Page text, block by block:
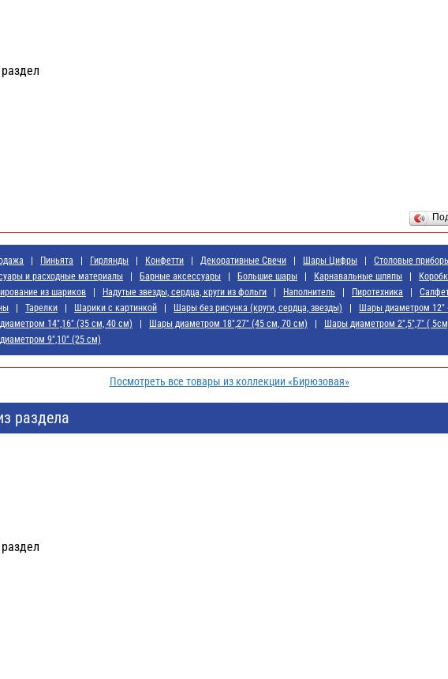
Пиньята Гирлянды Конфетти Декоративные Свечи Шары Цифры
Cтоловые
и расходные материалы
Барные аксессуары Большие шары Карнавальные шляпы
из шариков
Надутые звезды, сердца, круги из фольги Наполнитель Пиротехника
Тарелки Шарики с картинкой Шары без рисунка (круги, сердца, звезды)
Шары диаметром 12"
14",16" (35 см, 40 см)
Шары диаметром 18",27" (45 см, 70 см)
Шары диаметром 2",5",7" (
9",10" (25 см)
Посмотреть все товары из коллекции «Бирюзовая»
раздела